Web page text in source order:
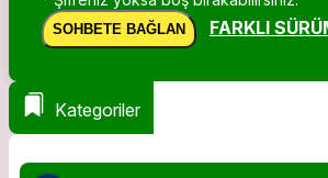
SOHBETE BAĞLAN FARKLI
Kategoriler